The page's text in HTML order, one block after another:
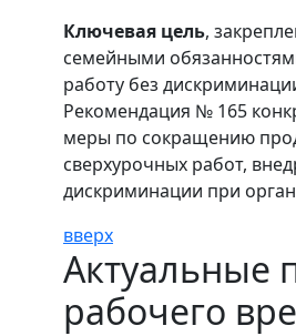
Ключевая цель,
семейными
работу без
Рекомендация № 165
меры по сокращению
сверхурочных работ,
дискриминации при
вверх
Актуальные
рабочего